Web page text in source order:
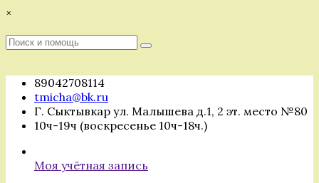
Перейти
содержимому
×
Поиск
Поиск
89042708114
tmicha@bk.ru
Г. Сыктывкар ул. Малышева д.1, 2 эт. место №80
10ч-19ч (воскресенье 10ч-18ч.)
Моя учётная запись